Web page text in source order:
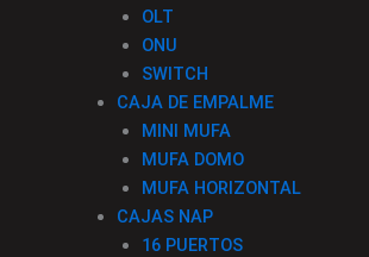
OLT
ONU
SWITCH
CAJA DE EMPALME
MINI MUFA
MUFA DOMO
MUFA HORIZONTAL
CAJAS NAP
16 PUERTOS